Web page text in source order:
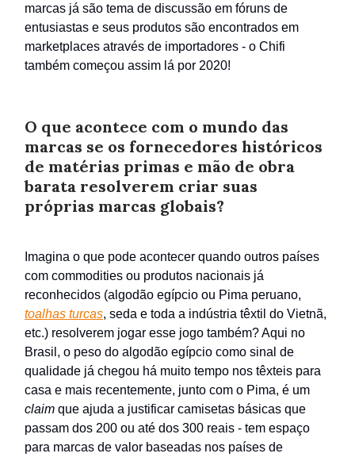
marcas já são tema de discussão em fóruns de
entusiastas e seus produtos são encontrados em
marketplaces através de importadores - o Chifi
também começou assim lá por 2020!
O que acontece com o mundo das
marcas se os fornecedores históricos
de matérias primas e mão de obra
barata resolverem criar suas
próprias marcas globais?
Imagina o que pode acontecer quando outros países
com commodities ou produtos nacionais já
reconhecidos (algodão egípcio ou Pima peruano,
toalhas turcas, seda e toda a indústria têxtil do Vietnã,
etc.) resolverem jogar esse jogo também? Aqui no
Brasil, o peso do algodão egípcio como sinal de
qualidade já chegou há muito tempo nos têxteis para
casa e mais recentemente, junto com o Pima, é um
claim que ajuda a justificar camisetas básicas que
passam dos 200 ou até dos 300 reais - tem espaço
para marcas de valor baseadas nos países de